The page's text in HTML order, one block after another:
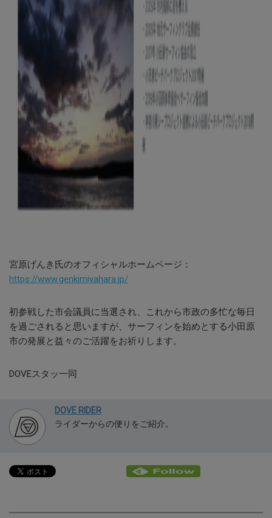
宮原げんき氏のオフィシャルホームページ：
https://www.genkimiyahara.jp/
初参戦した市会議員に当選され、これから市政の多忙な毎日
を過ごされると思いますが、サーフィンを始めとする小田原
市の発展と益々のご活躍をお祈りします。
DOVEスタッ一同
DOVE RIDER
ライダーからの便りをご紹介。